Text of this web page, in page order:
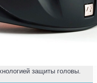
защиты головы.